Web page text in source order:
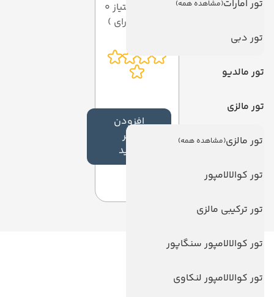
تور امارات(مشاهده همه)
تور دبی
تور مالدیو
تور مالزی
تور مالزی(مشاهده همه)
تور کوالالامپور
تور ترکیبی مالزی
تور کوالالامپور سنگاپور
تور کوالالامپور لنکاوی
میانگین امتیاز 0
افزودن
نظر
جدید
ویزا